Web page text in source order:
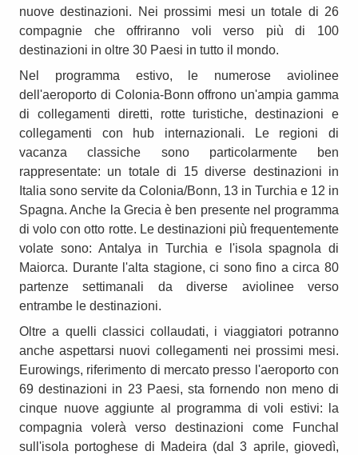
nuove destinazioni. Nei prossimi mesi un totale di 26
compagnie che offriranno voli verso più di 100
destinazioni in oltre 30 Paesi in tutto il mondo.
Nel programma estivo, le numerose aviolinee
dell'aeroporto di Colonia-Bonn offrono un'ampia gamma
di collegamenti diretti, rotte turistiche, destinazioni e
collegamenti con hub internazionali. Le regioni di
vacanza classiche sono particolarmente ben
rappresentate: un totale di 15 diverse destinazioni in
Italia sono servite da Colonia/Bonn, 13 in Turchia e 12 in
Spagna. Anche la Grecia è ben presente nel programma
di volo con otto rotte. Le destinazioni più frequentemente
volate sono: Antalya in Turchia e l'isola spagnola di
Maiorca. Durante l'alta stagione, ci sono fino a circa 80
partenze settimanali da diverse aviolinee verso
entrambe le destinazioni.
Oltre a quelli classici collaudati, i viaggiatori potranno
anche aspettarsi nuovi collegamenti nei prossimi mesi.
Eurowings, riferimento di mercato presso l'aeroporto con
69 destinazioni in 23 Paesi, sta fornendo non meno di
cinque nuove aggiunte al programma di voli estivi: la
compagnia volerà verso destinazioni come Funchal
sull'isola portoghese di Madeira (dal 3 aprile, giovedì,